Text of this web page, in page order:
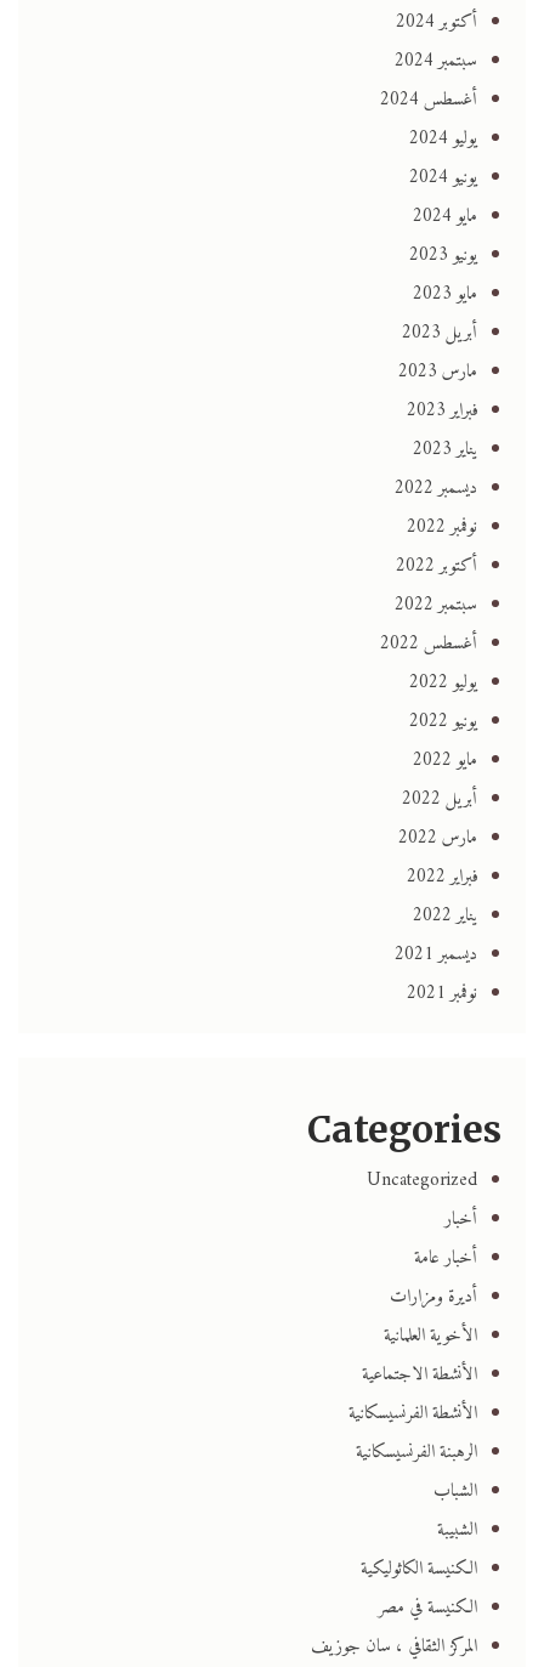
أكتوبر 2024
سبتمبر 2024
أغسطس 2024
يوليو 2024
يونيو 2024
مايو 2024
يونيو 2023
مايو 2023
أبريل 2023
مارس 2023
فبراير 2023
يناير 2023
ديسمبر 2022
نوفمبر 2022
أكتوبر 2022
سبتمبر 2022
أغسطس 2022
يوليو 2022
يونيو 2022
مايو 2022
أبريل 2022
مارس 2022
فبراير 2022
يناير 2022
ديسمبر 2021
نوفمبر 2021
Categories
Uncategorized
أخبار
أخبار عامة
أديرة ومزارات
الأخوية العلمانية
الأنشطة الاجتماعية
الأنشطة الفرنسيسكانية
الرهبنة الفرنسيسكانية
الشباب
الشبيبة
الكنيسة الكاثوليكية
الكنيسة في مصر
المركز الثقافي ، سان جوزيف